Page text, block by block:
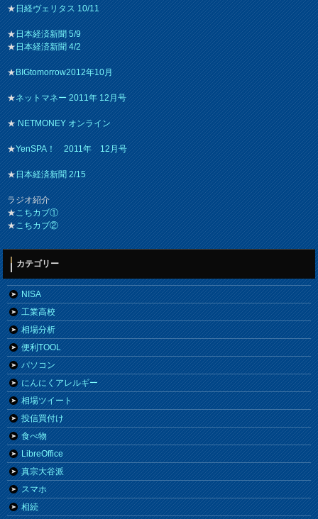
★日経ヴェリタス 10/11
★日本経済新聞 5/9
★日本経済新聞 4/2
★BIGtomorrow2012年10月
★ネットマネー 2011年 12月号
★NETMONEY オンライン
★YenSPA！ 2011年 12月号
★日本経済新聞 2/15
ラジオ紹介
★こちカブ①
★こちカブ②
カテゴリー
NISA
工業高校
相場分析
便利TOOL
パソコン
にんにくアレルギー
相場ツイート
投信買付け
食べ物
LibreOffice
真宗大谷派
スマホ
相続